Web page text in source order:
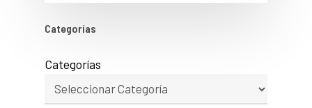
Categorías
Categorías